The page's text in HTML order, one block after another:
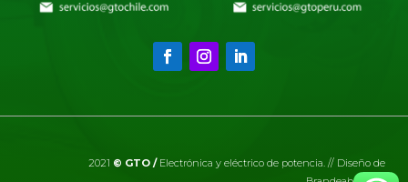
2021 © GTO / Electrónica y eléctrico de potencia. // Diseño de